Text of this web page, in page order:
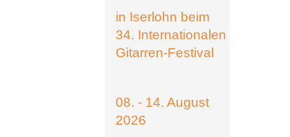
in Iserlohn beim
34. Internationalen
Gitarren-Festival
08. - 14. August
2026